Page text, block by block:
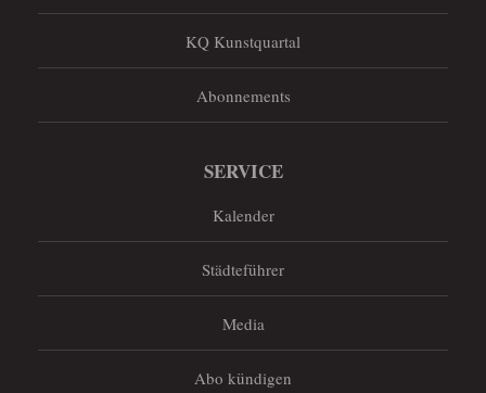
KQ Kunstquartal
Abonnements
SERVICE
Kalender
Städteführer
Media
Abo kündigen